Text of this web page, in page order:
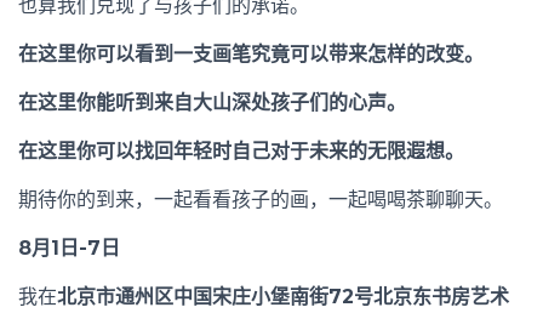
也算我们兑现了与孩子们的承诺。
在这里你可以看到一支画笔究竟可以带来怎样的改变。
在这里你能听到来自大山深处孩子们的心声。
在这里你可以找回年轻时自己对于未来的无限遐想。
期待你的到来，一起看看孩子的画，一起喝喝茶聊聊天。
8月1日-7日
我在北京市通州区中国宋庄小堡南街72号北京东书房艺术